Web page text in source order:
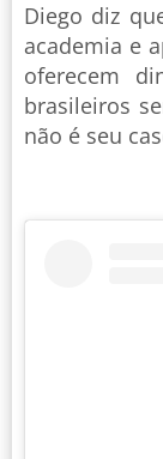
Diego diz
academia e
oferecem
brasileiros
não é seu